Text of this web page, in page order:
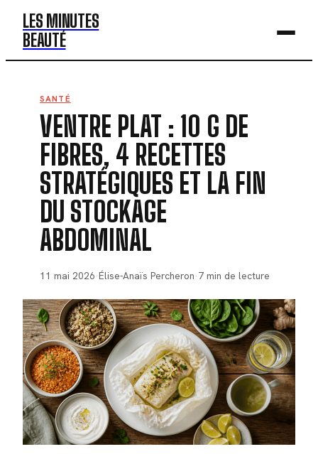
LES MINUTES
BEAUTÉ
BEAUTÉ
MODE
SANTÉ
BIEN-ÊTRE
DÉV. PERSO
SANTÉ
VENTRE PLAT : 10 G DE
FIBRES, 4 RECETTES
STRATÉGIQUES ET LA FIN
DU STOCKAGE
ABDOMINAL
11 mai 2026·Élise-Anaïs Percheron·7 min de lecture